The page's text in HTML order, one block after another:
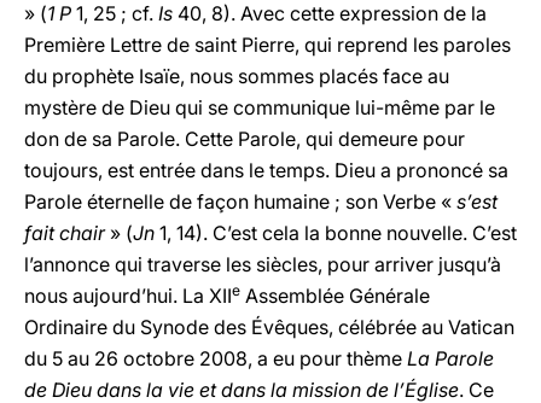
» (1 P 1, 25 ; cf. Is 40, 8). Avec cette expression de la
Première Lettre de saint Pierre, qui reprend les paroles
du prophète Isaïe, nous sommes placés face au
mystère de Dieu qui se communique lui-même par le
don de sa Parole. Cette Parole, qui demeure pour
toujours, est entrée dans le temps. Dieu a prononcé sa
Parole éternelle de façon humaine ; son Verbe « s’est
fait chair» (Jn 1, 14). C’est cela la bonne nouvelle. C’est
l’annonce qui traverse les siècles, pour arriver jusqu’à
nous aujourd’hui. La XIIe Assemblée Générale
Ordinaire du Synode des Évêques, célébrée au Vatican
du 5 au 26 octobre 2008, a eu pour thème La Parole
de Dieu dans la vie et dans la mission de l’Église. Ce